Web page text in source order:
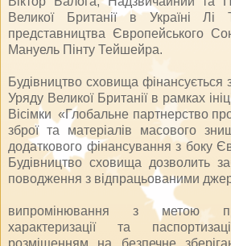
Великої Британії в Україні
представництва Європейського
Мануель Пінту Тейшейра.
Будівництво сховища фінансується
Уряду Великої Британії в рамках
Вісімки «Глобальне партнерство
зброї та матеріалів масового
додаткового фінансування з боку
Будівництво сховища дозволить
поводження з відпрацьованими
випромінювання з метою
характеризації та
розміщенням на безпечне